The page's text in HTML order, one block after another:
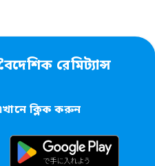
রেমিট্যান্স
ক্লিক করুন